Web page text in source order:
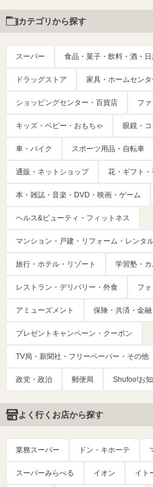
カテゴリから探す
スーパー 食品・菓子・飲料・酒・
ドラッグストア 家具・ホームセンタ
ショッピングセンター・百貨店 フ
キッズ・ベビー・おもちゃ 眼鏡・
車・バイク スポーツ用品・自転車
通販・ネットショップ 花・ギフト
本・雑誌・音楽・DVD・映画・ゲーム
ヘルス&ビューティ・フィットネス
マンション・戸建・リフォーム・レンタ
旅行・ホテル・リゾート 学習塾・
レストラン・デリバリー・外食 フ
アミューズメント 保険・共済・金融
プレゼントキャンペーン・クーポン
TV局・新聞社・フリーペーパー・その他
政党・政治 郵便局 Shufoo!お
よく行くお店から探す
業務スーパー ドン・キホーテ
スーパーみらべる イオン イト